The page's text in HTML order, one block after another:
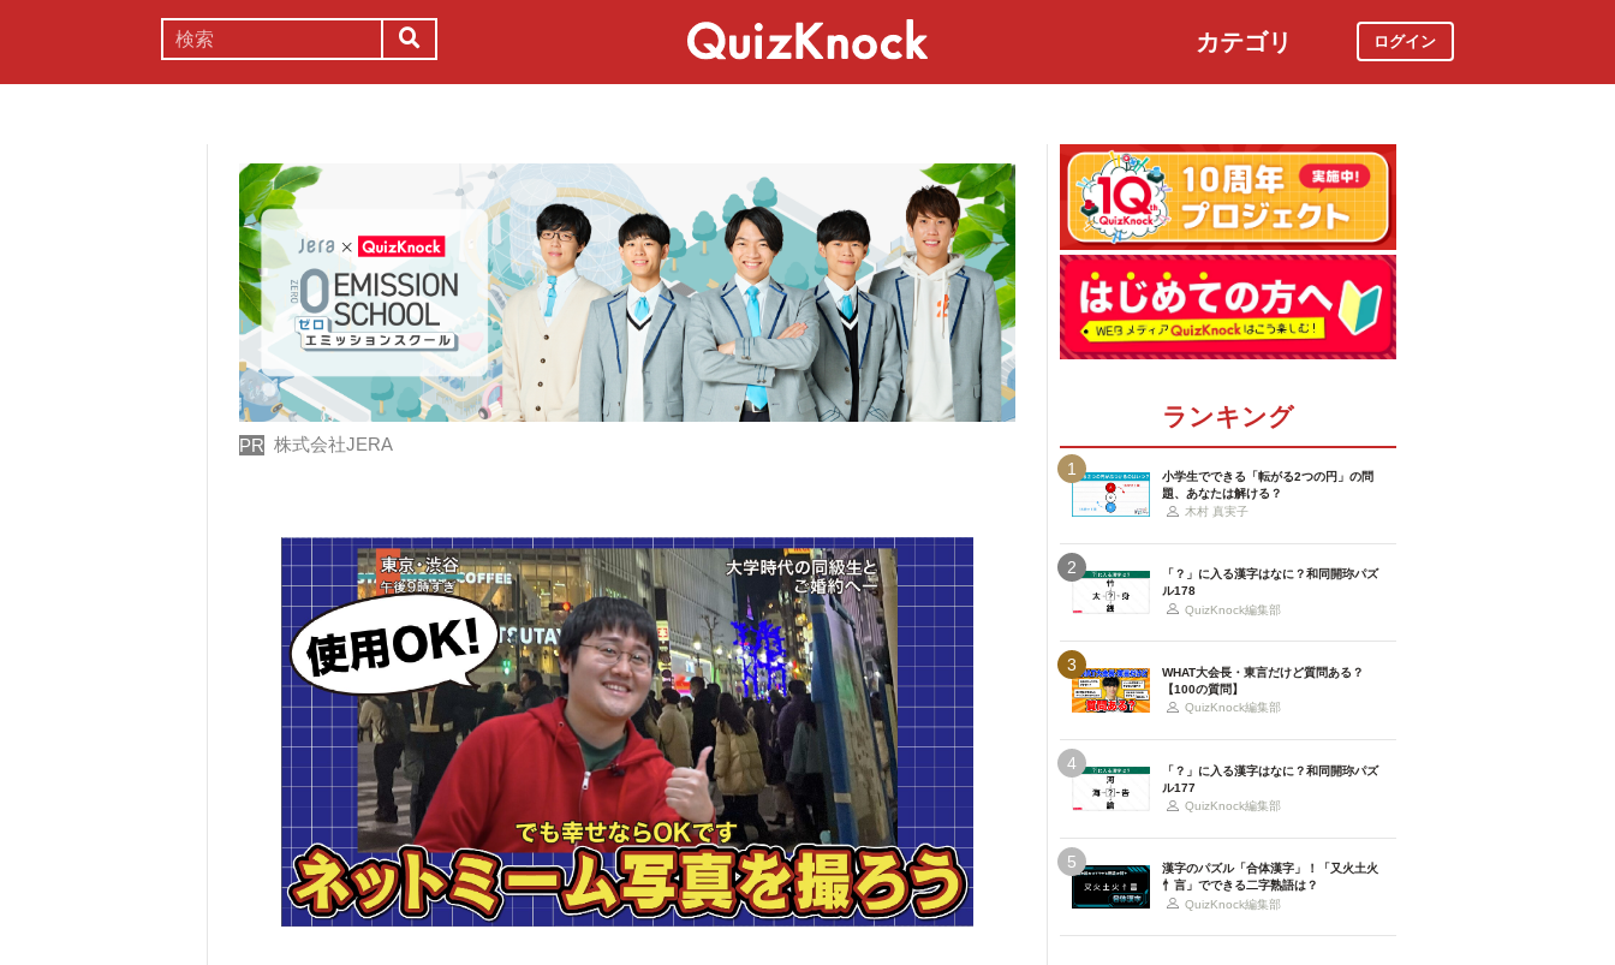
カテゴリ ログイン
PR 株式会社JERA
ランキング
1
小学生でできる「転がる2つの円」の問
題、あなたは解ける？
木村 真実子
2
「？」に入る漢字はなに？和同開珎パズ
ル178
QuizKnock編集部
3
WHAT大会長・東言だけど質問ある？
【100の質問】
QuizKnock編集部
4
「？」に入る漢字はなに？和同開珎パズ
ル177
QuizKnock編集部
5
漢字のパズル「合体漢字」！「又火土火
忄言」でできる二字熟語は？
QuizKnock編集部